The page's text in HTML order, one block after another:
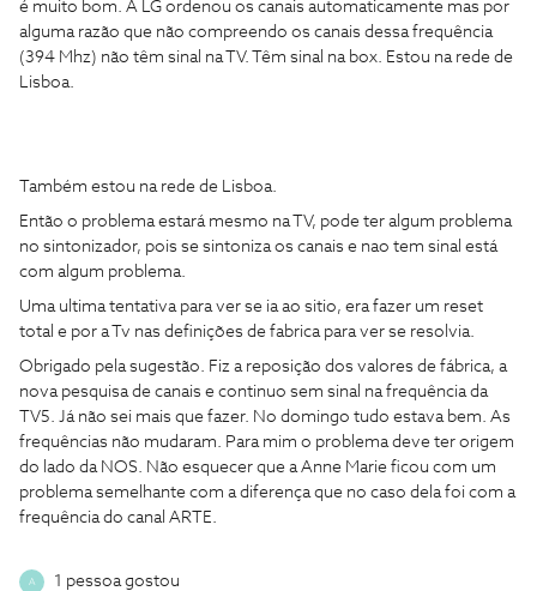
é muito bom. A LG ordenou os canais automaticamente mas por
alguma razão que não compreendo os canais dessa frequência
(394 Mhz) não têm sinal na TV. Têm sinal na box. Estou na rede de
Lisboa.
Também estou na rede de Lisboa.
Então o problema estará mesmo na TV, pode ter algum problema
no sintonizador, pois se sintoniza os canais e nao tem sinal está
com algum problema.
Uma ultima tentativa para ver se ia ao sitio, era fazer um reset
total e por a Tv nas definições de fabrica para ver se resolvia.
Obrigado pela sugestão. Fiz a reposição dos valores de fábrica, a
nova pesquisa de canais e continuo sem sinal na frequência da
TV5. Já não sei mais que fazer. No domingo tudo estava bem. As
frequências não mudaram. Para mim o problema deve ter origem
do lado da NOS. Não esquecer que a Anne Marie ficou com um
problema semelhante com a diferença que no caso dela foi com a
frequência do canal ARTE.
A 1 pessoa gostou